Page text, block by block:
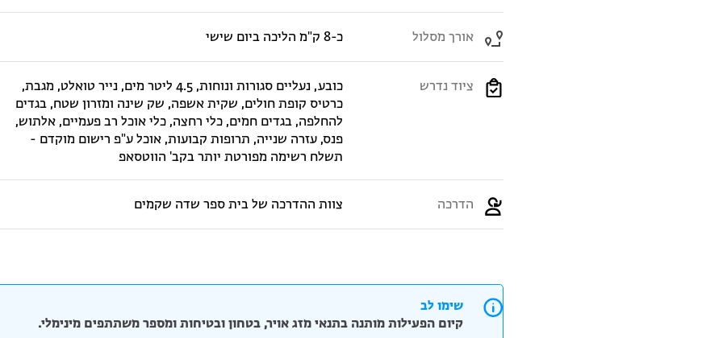
אורך מסלול כ-8 ק"מ הליכה ביום שישי
ציוד נדרש
כובע, נעליים סגורות ונוחות, 4.5 ליטר מים, נייר טואלט, מגבת,
כרטיס קופת חולים, שקית אשפה, שק שינה ומזרון שטח, בגדים
להחלפה, בגדים חמים, כלי רחצה, כלי אוכל רב פעמיים, אלתוש,
פנס, עזרה שנייה, תרופות קבועות, אוכל ע"פ רישום מוקדם -
תשלח רשימה מפורטת יותר בקב' הווטסאפ
הדרכה צוות ההדרכה של בית ספר שדה שקמים
שימו לב
קיום הפעילות מותנה בתנאי מזג אויר, בטחון ובטיחות ומספר משתתפים מינימלי.